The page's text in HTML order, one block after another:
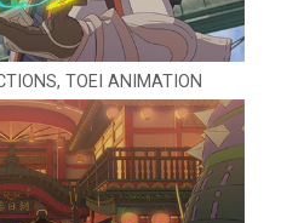
TOEI ANIMATION